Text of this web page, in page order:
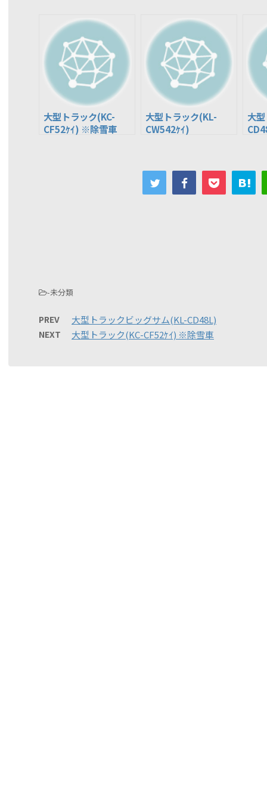
大型トラック(KC-
CF52ｹｲ) ※除雪車
大型トラック(KL-
CW542ｹｲ)
大
-未分類
PREV 大型トラックビッグサム(KL-CD48L)
NEXT 大型トラック(KC-CF52ｹｲ) ※除雪車